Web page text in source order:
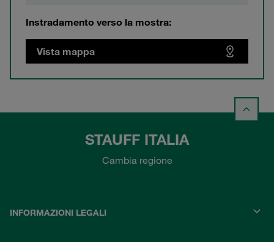
Instradamento verso la mostra:
Vista mappa
STAUFF ITALIA
Cambia regione
INFORMAZIONI LEGALI